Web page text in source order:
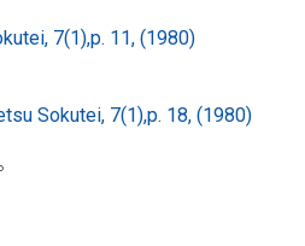
7(1),p. 11, (1980)
Sokutei, 7(1),p. 18, (1980)